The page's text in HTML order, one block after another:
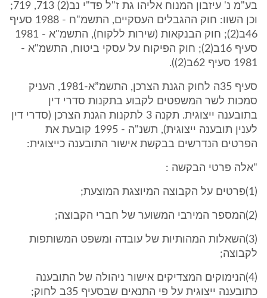
בע"מ נ' עיזבון המנוח אליהו גת ז"ל פד"י נב(2) 713, 719;
וכן השוו: חוק ההגבלים העסקיים, התשמ"ח - 1988 סעיף
46ב(2); חוק הבנקאות (שירות ללקוח), התשמ"א - 1981
סעיף 16ב(2); חוק הפיקוח על עסקי ביטוח, התשמ"א -
1981 סעיף 62ב(2)).
סעיף 35ה לחוק הגנת הצרכן, התשמ”א-1981, העניק
סמכות לשר המשפטים לקבוע בתקנות סדרי דין
בתובענה ייצוגית. תקנה 3 לתקנות הגנת הצרכן (סדרי דין
לענין תובענה ייצוגית), תשנ"ה - 1995 קובעת את
הפרטים הנדרשים בבקשת אישור התובענה כייצוגית:
"אלה פרטי הבקשה :
(1)פרטים על הקבוצה המיוצגת המוצעת;
(2)המספר המירבי המשוער של חברי הקבוצה;
(3)השאלות המהותיות של עובדה ומשפט המשותפות
לקבוצה;
(4)הנימוקים המצדיקים אישור ניהולה של התובענה
כתובענה ייצוגית על פי התנאים שבסעיף 35ב לחוק;